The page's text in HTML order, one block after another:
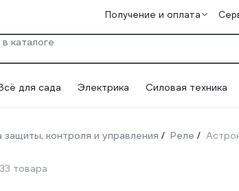
Получение и оплата
для сада Электрика Силовая техника
защиты, контроля и управления / Реле /
33 товара